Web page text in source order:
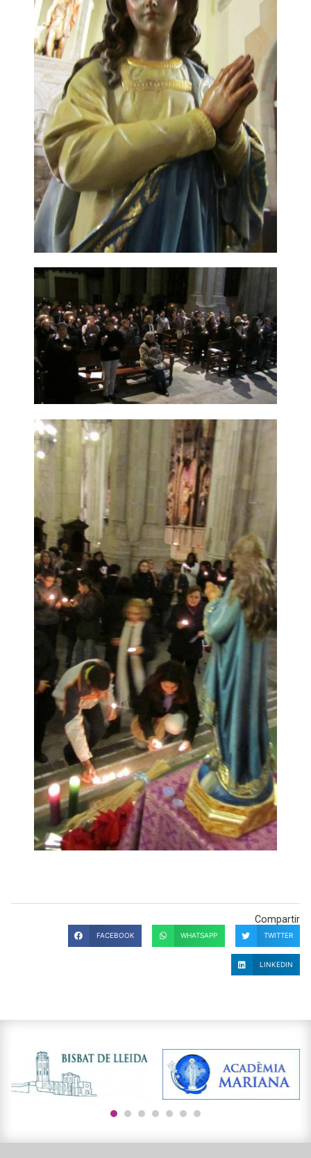
Compartir
FACEBOOK WHATSAPP TWITTER
LINKEDIN